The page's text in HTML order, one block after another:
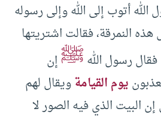
الله أتوب إلى الله وإلى رسوله
هذه النمرقة، فقالت اشتريتها
رسول اللهﷺإن
يوم القيامةويقال لهم
البيت الذي فيه الصور لا